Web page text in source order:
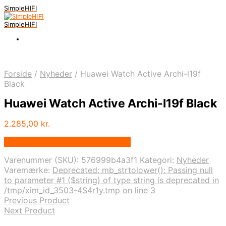
SimpleHIFI
SimpleHIFI
Forside / Nyheder / Huawei Watch Active Archi-l19f
Black
Huawei Watch Active Archi-l19f Black
2.285,00 kr.
Varenummer (SKU): 576999b4a3f1 Kategori: Nyheder
Varemærke: Deprecated: mb_strtolower(): Passing null
to parameter #1 ($string) of type string is deprecated in
/tmp/xim_id_3503-4S4r1y.tmp on line 3
Previous Product
Next Product